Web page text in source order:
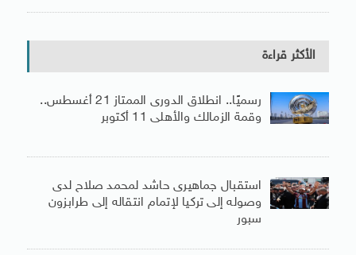
الأكثر قراءة
رسميًا.. انطلاق الدورى الممتاز 21 أغسطس..
وقمة الزمالك والأهلى 11 أكتوبر
استقبال جماهيرى حاشد لمحمد صلاح لدى
وصوله إلى تركيا لإتمام انتقاله إلى طرابزون
سبور